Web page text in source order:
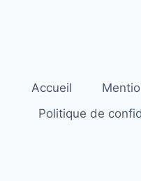
Accueil
Politique de